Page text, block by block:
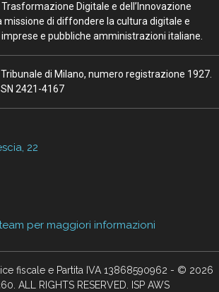
Digitale e dell’Innovazione
missione di diffondere la cultura digitale e
e pubbliche amministrazioni italiane.
di Milano, numero registrazione 1927.
2421-4167
22
per maggiori informazioni
fiscale e Partita IVA 13868590962 - © 2026
ALL RIGHTS RESERVED. ISP AWS